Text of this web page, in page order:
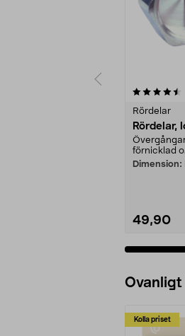
Rördelar
Rördelar,
förnicklad
Dimension:
49,90
Ovanligt
Kolla priset